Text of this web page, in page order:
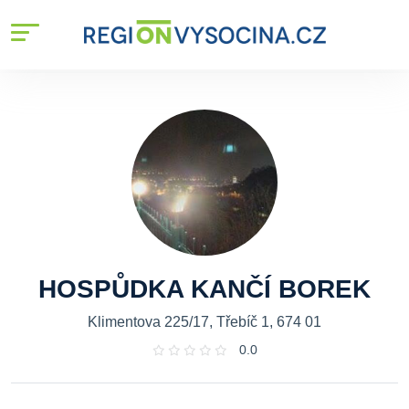
HOSPŮDKA KANČÍ BOREK
Klimentova 225/17, Třebíč 1, 674 01
0.0